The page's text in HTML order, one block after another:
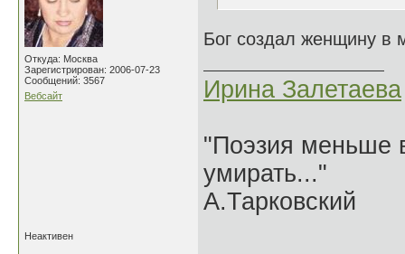
Откуда: Москва
Зарегистрирован: 2006-07-23
Сообщений: 3567
Вебсайт
Бог создал женщину в
Ирина Залетаева
"Поэзия меньше
умирать..."
А.Тарковский
Неактивен